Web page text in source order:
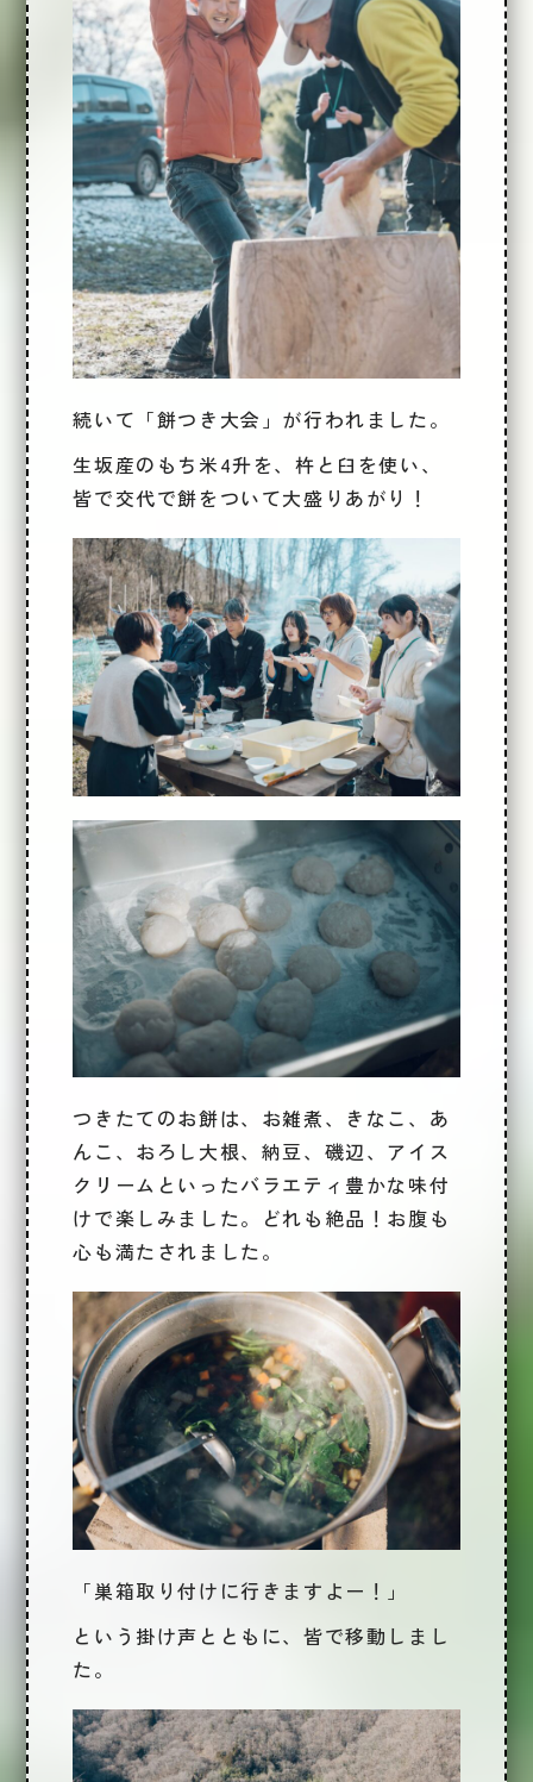
続いて「餅つき大会 」が行われました。
生坂産のもち米4升を、杵と臼を使い、
皆で交代で餅をついて大盛りあがり！
つきたてのお餅は、お雑煮、きなこ、あ
んこ、おろし大根、納豆、磯辺、アイス
クリームといったバラエティ豊かな味付
けで楽しみました。どれも絶品！お腹も
心も満たされました。
「巣箱取り付け に行きますよー！」
という掛け声とともに、皆で移動しまし
た。